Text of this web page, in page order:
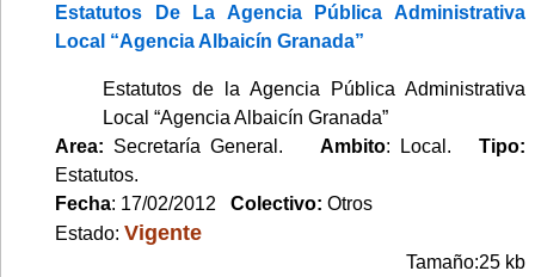
Estatutos De La Agencia Pública Administrativa
Local “Agencia Albaicín Granada”
Estatutos de la Agencia Pública Administrativa
Local “Agencia Albaicín Granada”
Area: Secretaría General. Ambito: Local.Tipo:
Estatutos.
Fecha: 17/02/2012 Colectivo: Otros
Estado: Vigente
Tamaño:25 kb